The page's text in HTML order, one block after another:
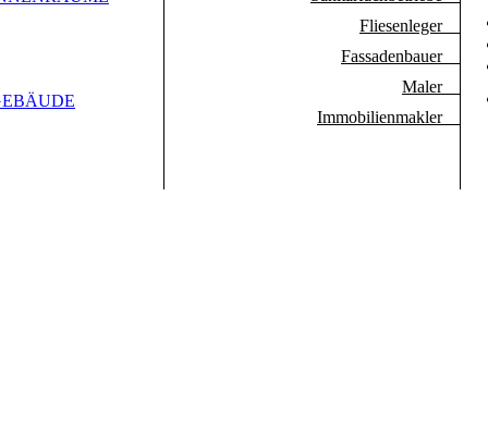
Fliesenleger
Fassadenbauer
Maler
Immobilienmakler